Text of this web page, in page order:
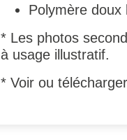
Polymère doux
* Les photos
à usage illustratif.
* Voir ou